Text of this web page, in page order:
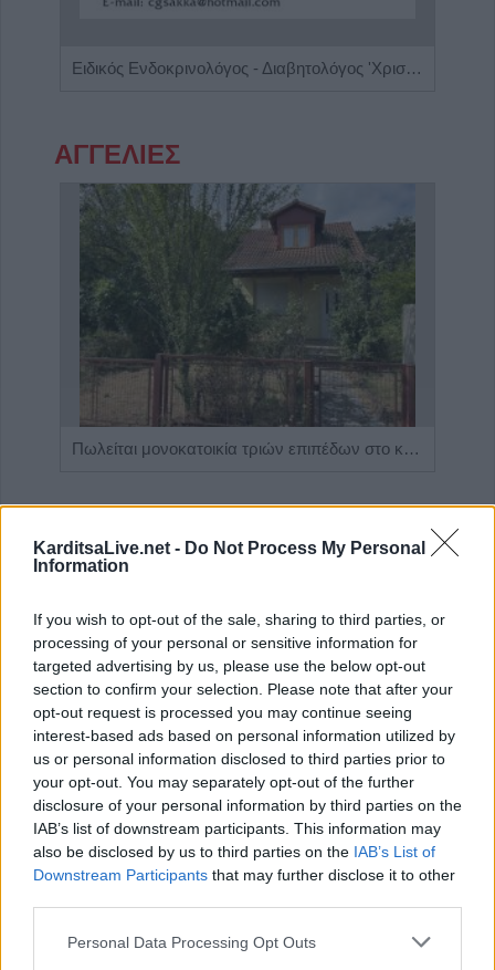
KarditsaLive.net - Do Not Process My Personal
Information
If you wish to opt-out of the sale, sharing to third parties, or
processing of your personal or sensitive information for
targeted advertising by us, please use the below opt-out
section to confirm your selection. Please note that after your
opt-out request is processed you may continue seeing
interest-based ads based on personal information utilized by
us or personal information disclosed to third parties prior to
your opt-out. You may separately opt-out of the further
disclosure of your personal information by third parties on the
IAB’s list of downstream participants. This information may
also be disclosed by us to third parties on the IAB’s List of
Downstream Participants that may further disclose it to other
Personal Data Processing Opt Outs
Ειδικός Ενδοκρινολόγος - Διαβητολόγος 'Χριστίνα Γ. Σακκά'
ΑΓΓΕΛΙΕΣ
Πωλείται μονοκατοικία τριών επιπέδων στο καταπράσινο Πευκόφυτο Καρδίτσας
ΤΕΛΕΥΤΑΙΑ ΝΕΑ
Το Σάββατο 8 Αυγούστου το 40ήμερο
μνημόσυνο του Δημήτριου Κουτλή
5 Αυγούστου 2026, 10:41
Την Κυριακή 9 Αυγούστου το 40ήμερο
5 Αυγούστου 2026, 10:36